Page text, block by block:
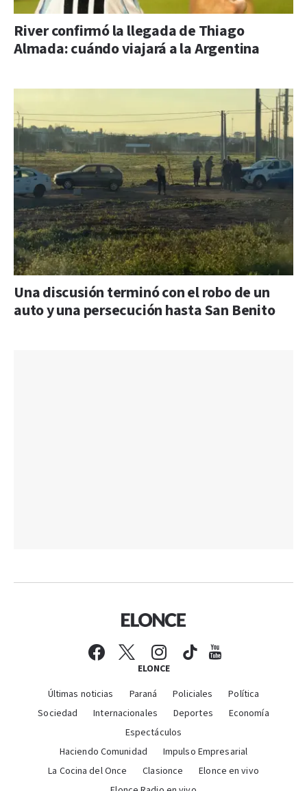
River confirmó la llegada de Thiago
Almada: cuándo viajará a la Argentina
Una discusión terminó con el robo de un
auto y una persecución hasta San Benito
ELONCE
Últimas noticias Paraná Policiales
Política
Sociedad
Internacionales Deportes
Economía
Espectáculos
Haciendo Comunidad
Impulso Empresarial
La Cocina del Once
Clasionce
Elonce en vivo